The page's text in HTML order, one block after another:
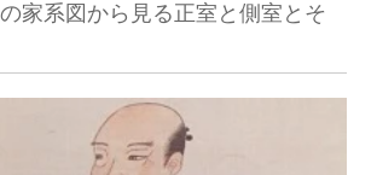
の家系図から見る正室と側室とそ